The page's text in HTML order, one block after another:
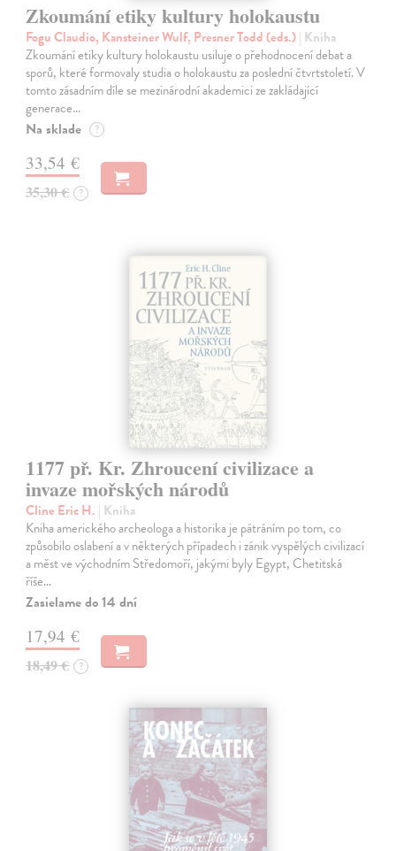
Zkoumání etiky kultury holokaustu
Fogu Claudio, Kansteiner Wulf, Presner Todd (eds.)| Kniha
Zkoumání etiky kultury holokaustu usiluje o přehodnocení debat a
sporů, které formovaly studia o holokaustu za poslední čtvrtstoletí. V
tomto zásadním díle se mezinárodní akademici ze zakládající
generace…
Na sklade ?
33,54 €
35,30 € ?
1177 př. Kr. Zhroucení civilizace a
invaze mořských národů
Cline Eric H. | Kniha
Kniha amerického archeologa a historika je pátráním po tom, co
způsobilo oslabení a v některých případech i zánik vyspělých civilizací
a měst ve východním Středomoří, jakými byly Egypt, Chetitská
říše…
Zasielame do 14 dní
17,94 €
18,49 € ?